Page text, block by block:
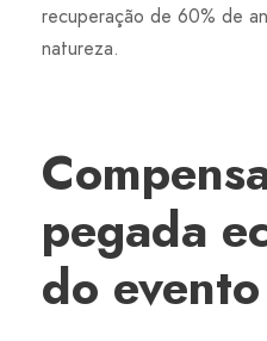
recuperação de 60% de
natureza.
pegada
do evento